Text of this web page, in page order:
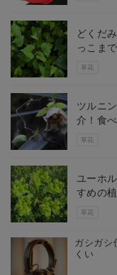
草花
どくだ
っこま
草花
ツルニ
介！食
草花
ユーホ
すめの
ガシガシ
くい